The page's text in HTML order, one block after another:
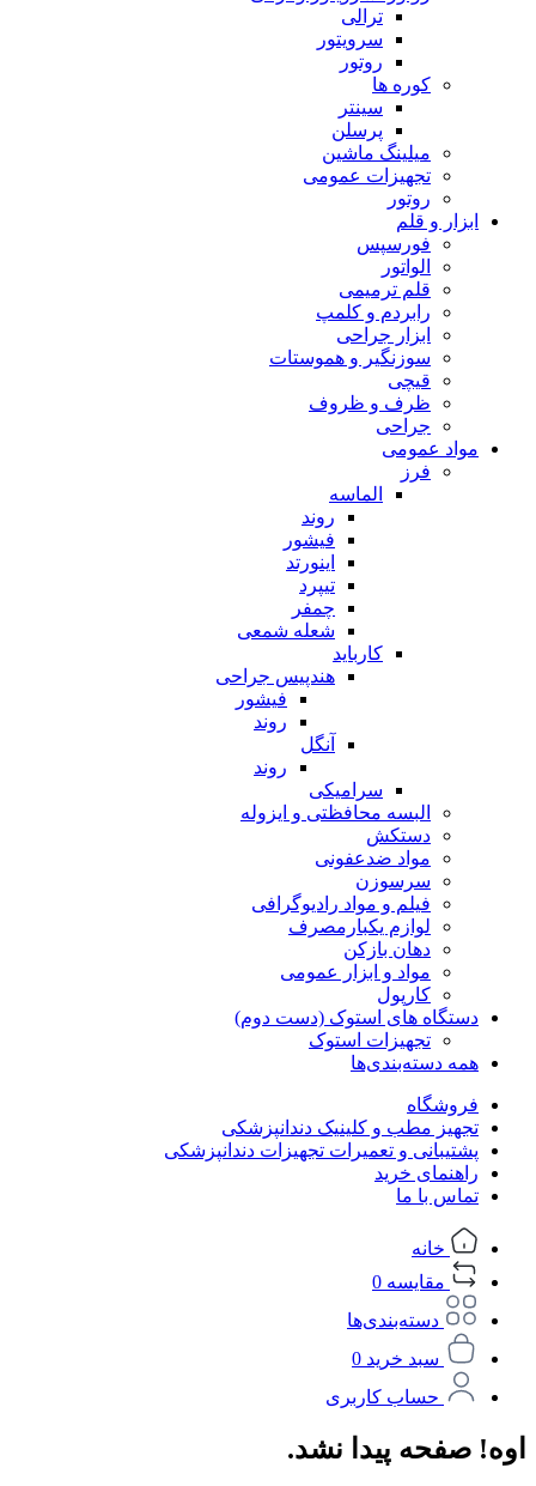
ترالی
سرویتور
روتور
کوره ها
سینتر
پرسلن
میلینگ ماشین
تجهیزات عمومی
روتور
ابزار و قلم
فورسپس
الواتور
قلم ترمیمی
رابردم و کلمپ
ابزار جراحی
سوزنگیر و هموستات
قیچی
ظرف و ظروف
جراحی
مواد عمومی
فرز
الماسه
روند
فیشور
اینورتد
تیپرد
چمفر
شعله شمعی
کارباید
هندپیس جراحی
فیشور
روند
آنگل
روند
سرامیکی
البسه محافظتی و ایزوله
دستکش
مواد ضدعفونی
سرسوزن
فیلم و مواد رادیوگرافی
لوازم یکبارمصرف
دهان بازکن
مواد و ابزار عمومی
کارپول
دستگاه های استوک (دست دوم)
تجهیزات استوک
همه دسته‌بندی‌ها
فروشگاه
تجهیز مطب و کلینیک دندانپزشکی
پشتیبانی و تعمیرات تجهیزات دندانپزشکی
راهنمای خرید
تماس با ما
خانه
مقایسه 0
دسته‌بندی‌ها
سبد خرید 0
حساب کاربری
اوه! صفحه پیدا نشد.